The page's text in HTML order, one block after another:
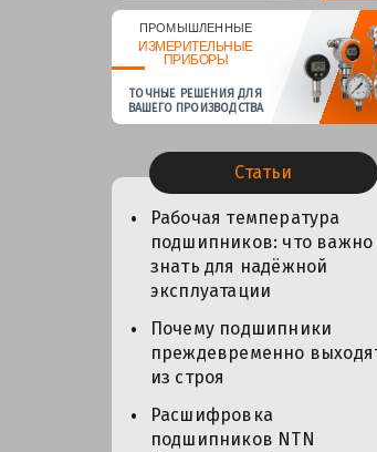
ПРОМЫШЛЕННЫЕ
ИЗМЕРИТЕЛЬНЫЕ
ПРИБОРЫ
ТОЧНЫЕ РЕШЕНИЯ ДЛЯ
ВАШЕГО ПРОИЗВОДСТВА
Статьи
Рабочая температура
подшипников: что важно
знать для надёжной
эксплуатации
Почему подшипники
преждевременно
из строя
Расшифровка
подшипников NTN